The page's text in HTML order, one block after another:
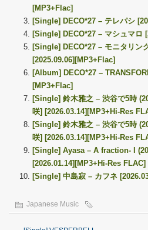
[MP3+Flac]
[Single] DECO*27 – テレパシ
[Single] DECO*27 – マシュマロ
[Single] DECO*27 – モニタリン
[2025.09.06][MP3+Flac]
[Album] DECO*27 –
[MP3+Flac]
[Single] 鈴木雅之 – 渋谷で5時
咲] [2026.03.14][MP3+Hi-Res
[Single] 鈴木雅之 – 渋谷で5時
咲] [2026.03.14][MP3+Hi-Res
[Single] Ayasa – A fraction- I
[2026.01.14][MP3+Hi-Res FLAC]
[Single] 中島寂 – カフネ
Japanese Music